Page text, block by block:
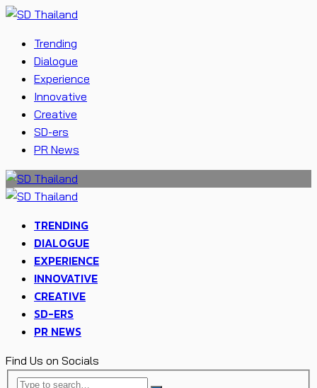
Trending
Dialogue
Experience
Innovative
Creative
SD-ers
PR News
TRENDING
DIALOGUE
EXPERIENCE
INNOVATIVE
CREATIVE
SD-ERS
PR NEWS
Find Us on Socials